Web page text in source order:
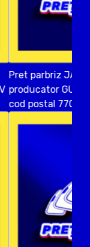
2015
ILFOV